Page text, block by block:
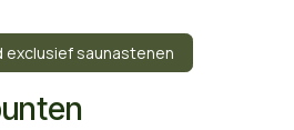
saunastenen